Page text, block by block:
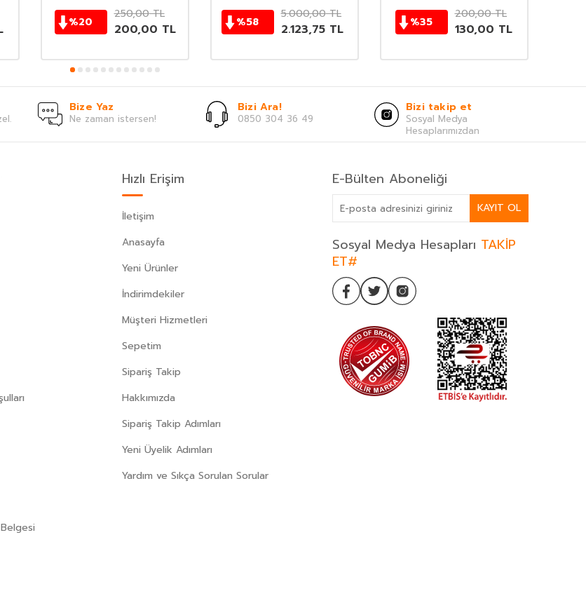
%20
250,00TL
200,00 TL %58
5.000,00TL
2.123,75TL %35
200,00TL
130,00 TL
Bize Yaz
Ne zaman istersen!
Bizi Ara!
0850 304 36 49
Bizi takip et
Sosyal Medya
Hesaplarımızdan
Belgesi
Hızlı Erişim
İletişim
Anasayfa
Yeni Ürünler
İndirimdekiler
Müşteri Hizmetleri
Sepetim
Sipariş Takip
Hakkımızda
Sipariş Takip Adımları
Yeni Üyelik Adımları
Yardım ve Sıkça Sorulan Sorular
E-Bülten Aboneliği
KAYIT OL
Sosyal Medya Hesapları TAKİP
ET#